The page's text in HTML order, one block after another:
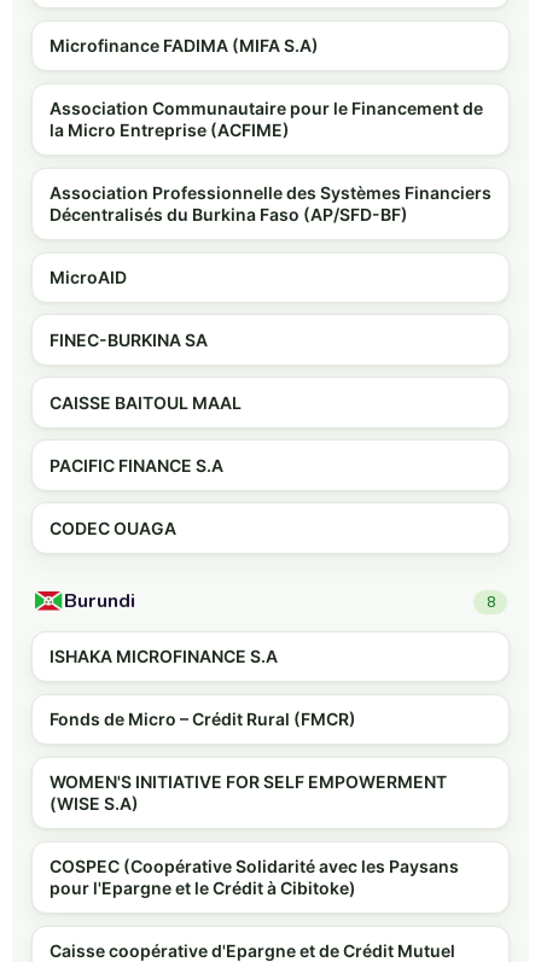
Microfinance FADIMA (MIFA S.A)
Association Communautaire pour le Financement de
la Micro Entreprise (ACFIME)
Association Professionnelle des Systèmes Financiers
Décentralisés du Burkina Faso (AP/SFD-BF)
MicroAID
FINEC-BURKINA SA
CAISSE BAITOUL MAAL
PACIFIC FINANCE S.A
CODEC OUAGA
Burundi 8
ISHAKA MICROFINANCE S.A
Fonds de Micro – Crédit Rural (FMCR)
WOMEN'S INITIATIVE FOR SELF EMPOWERMENT
(WISE S.A)
COSPEC (Coopérative Solidarité avec les Paysans
pour l'Epargne et le Crédit à Cibitoke)
Caisse coopérative d'Epargne et de Crédit Mutuel